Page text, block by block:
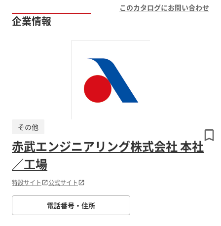
このカタログにお問い合わせ
企業情報
赤武エンジニアリング株式会社 本社
／工場
その他
特設サイト 公式サイト
電話番号・住所